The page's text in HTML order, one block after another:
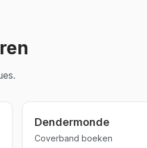
Dendermonde
Coverband boeken